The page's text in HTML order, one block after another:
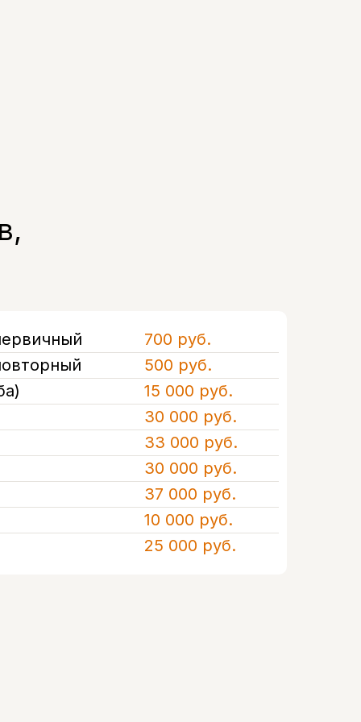
700 руб.
500 руб.
15 000 руб.
30 000 руб.
33 000 руб.
30 000 руб.
37 000 руб.
10 000 руб.
25 000 руб.